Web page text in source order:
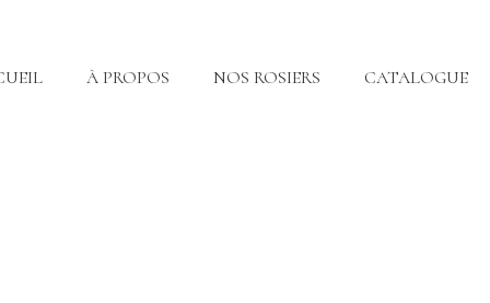
À PROPOS NOS ROSIERS CATALOGUE